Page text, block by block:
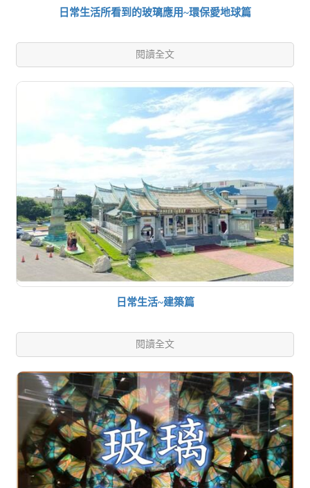
日常生活所看到的玻璃應用~環保愛地球篇
閱讀全文
日常生活~建築篇
閱讀全文